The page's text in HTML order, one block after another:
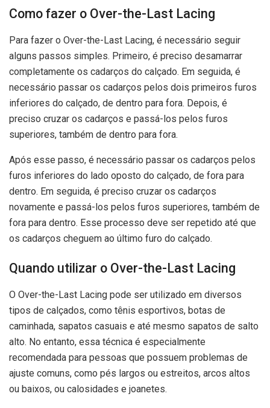
Como fazer o Over-the-Last Lacing
Para fazer o Over-the-Last Lacing, é necessário seguir
alguns passos simples. Primeiro, é preciso desamarrar
completamente os cadarços do calçado. Em seguida, é
necessário passar os cadarços pelos dois primeiros furos
inferiores do calçado, de dentro para fora. Depois, é
preciso cruzar os cadarços e passá-los pelos furos
superiores, também de dentro para fora.
Após esse passo, é necessário passar os cadarços pelos
furos inferiores do lado oposto do calçado, de fora para
dentro. Em seguida, é preciso cruzar os cadarços
novamente e passá-los pelos furos superiores, também de
fora para dentro. Esse processo deve ser repetido até que
os cadarços cheguem ao último furo do calçado.
Quando utilizar o Over-the-Last Lacing
O Over-the-Last Lacing pode ser utilizado em diversos
tipos de calçados, como tênis esportivos, botas de
caminhada, sapatos casuais e até mesmo sapatos de salto
alto. No entanto, essa técnica é especialmente
recomendada para pessoas que possuem problemas de
ajuste comuns, como pés largos ou estreitos, arcos altos
ou baixos, ou calosidades e joanetes.